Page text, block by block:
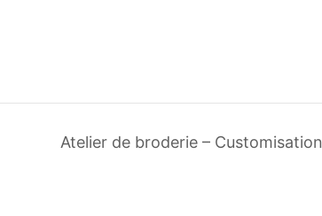
Atelier de broderie – Customisation